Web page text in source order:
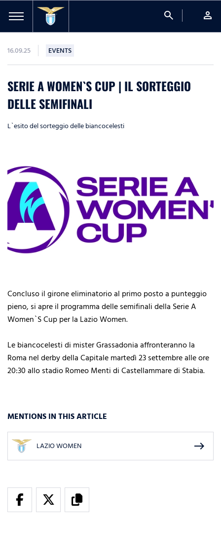
search person
16.09.25 EVENTS
SERIE A WOMEN`S CUP | IL SORTEGGIO
DELLE SEMIFINALI
L`esito del sorteggio delle biancocelesti
Concluso il girone eliminatorio al primo posto a punteggio
pieno, si apre il programma delle semifinali della Serie A
Women`S Cup per la Lazio Women.
Le biancocelesti di mister Grassadonia affronteranno la
Roma nel derby della Capitale martedì 23 settembre alle ore
20:30 allo stadio Romeo Menti di Castellammare di Stabia.
MENTIONS IN THIS ARTICLE
LAZIO WOMEN east